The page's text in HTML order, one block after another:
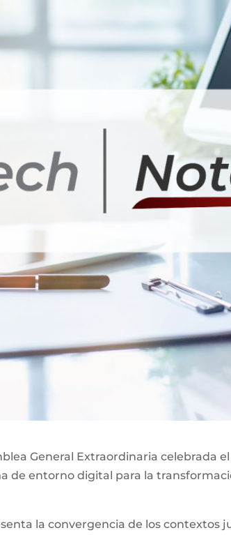
General Extraordinaria celebrada el
de entorno digital para la
la convergencia de los contextos